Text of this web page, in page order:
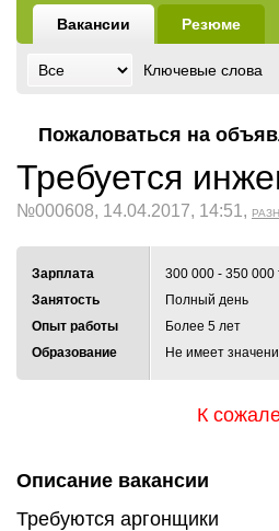
Вакансии Резюме
Ключевые слова
Пожаловаться на
Требуется
№000608, 14.04.2017, 14:51,
Зарплата
300 000 - 350 000
Занятость
Полный день
Опыт работы
Более 5 лет
Образование
Не имеет
К
Описание вакансии
Требуются аргонщики